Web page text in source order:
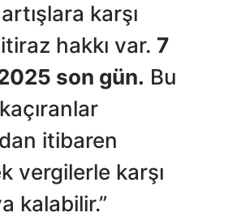
karşı
hakkı var. 7
son gün. Bu
itibaren
vergilerle karşı
kalabilir.”